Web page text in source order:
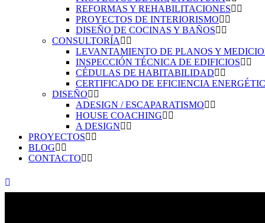
REFORMAS Y REHABILITACIONES
PROYECTOS DE INTERIORISMO
DISEÑO DE COCINAS Y BAÑOS
CONSULTORÍA
LEVANTAMIENTO DE PLANOS Y
INSPECCIÓN TÉCNICA DE EDIFICIOS
CÉDULAS DE HABITABILIDAD
CERTIFICADO DE EFICIENCIA
DISEÑO
ADESIGN / ESCAPARATISMO
HOUSE COACHING
A DESIGN
PROYECTOS
BLOG
CONTACTO